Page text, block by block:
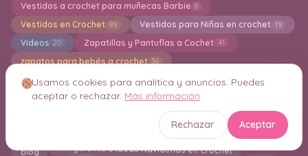
Vestidos a crochet para muñecas Barbie 8
Vestidos en Crochet 99 Vestidos para Niñas en crochet 19
Videos 20 Zapatillas y Pantuflas a Cochet 41
zapatos para bebés a crochet 36
Crochet Inteligente Consejos y Técnicas 21
blog Amigurumis e Ideas Navideñas en Crochet
Usamos cookies para analítica y anuncios. Puedes
aceptar o rechazar. Más información
Rechazar Aceptar